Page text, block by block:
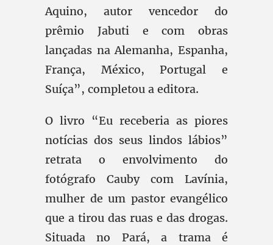
Aquino, autor vencedor do
prêmio Jabuti e com obras
lançadas na Alemanha, Espanha,
França, México, Portugal e
Suíça”, completou a editora.
O livro “Eu receberia as piores
notícias dos seus lindos lábios”
retrata o envolvimento do
fotógrafo Cauby com Lavínia,
mulher de um pastor evangélico
que a tirou das ruas e das drogas.
Situada no Pará, a trama é